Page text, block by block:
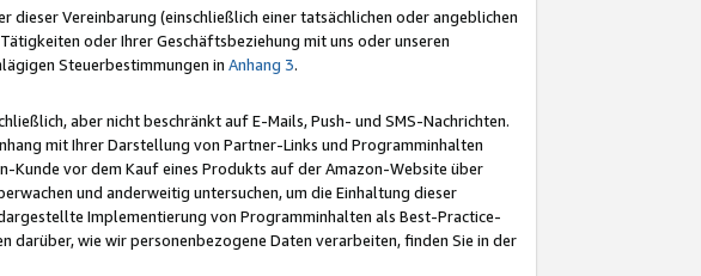
Vereinbarung (einschließlich einer tatsächlichen oder angeblichen
oder Ihrer Geschäftsbeziehung mit uns oder unseren
Steuerbestimmungen in Anhang 3.
aber nicht beschränkt auf E-Mails, Push- und SMS-Nachrichten.
mit Ihrer Darstellung von Partner-Links und Programminhalten
Kunde vor dem Kauf eines Produkts auf der Amazon-Website über
und anderweitig untersuchen, um die Einhaltung dieser
Implementierung von Programminhalten als Best-Practice-
wie wir personenbezogene Daten verarbeiten, finden Sie in der